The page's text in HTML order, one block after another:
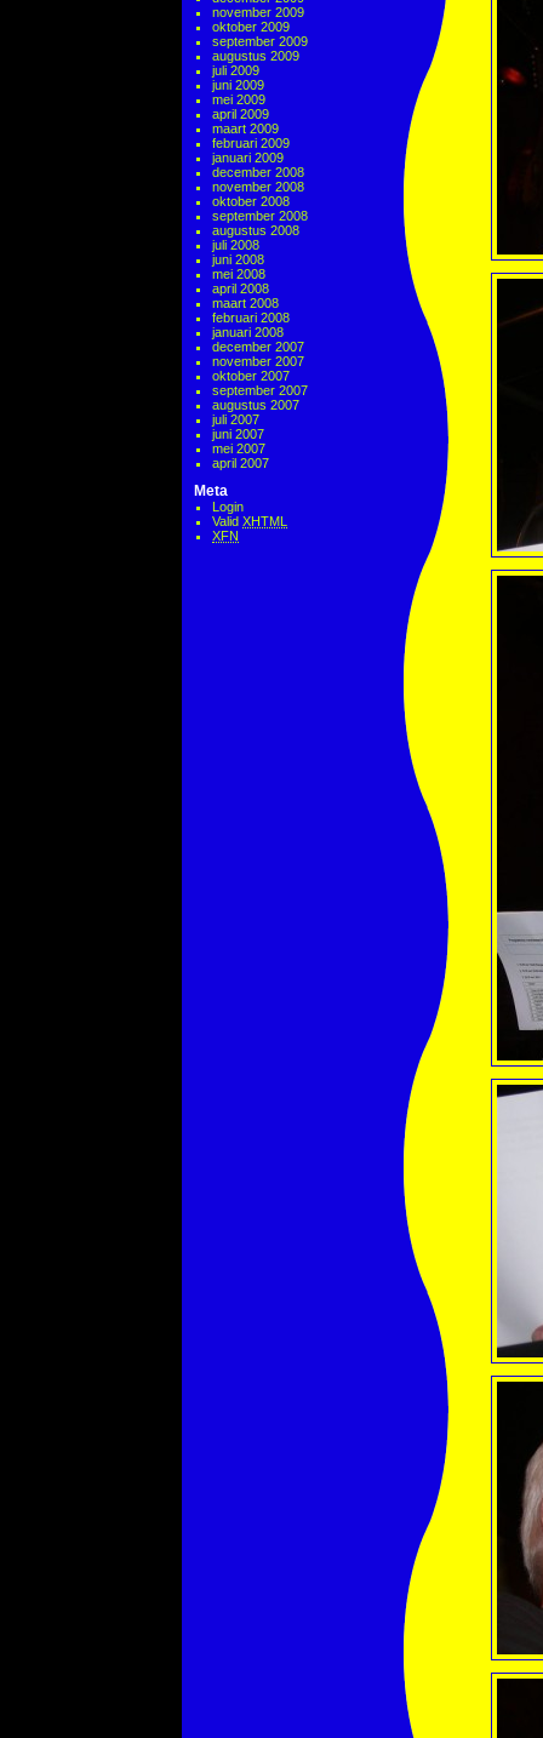
november 2009
oktober 2009
september 2009
augustus 2009
juli 2009
juni 2009
mei 2009
april 2009
maart 2009
februari 2009
januari 2009
december 2008
november 2008
oktober 2008
september 2008
augustus 2008
juli 2008
juni 2008
mei 2008
april 2008
maart 2008
februari 2008
januari 2008
december 2007
november 2007
oktober 2007
september 2007
augustus 2007
juli 2007
juni 2007
mei 2007
april 2007
Meta
Login
Valid XHTML
XFN